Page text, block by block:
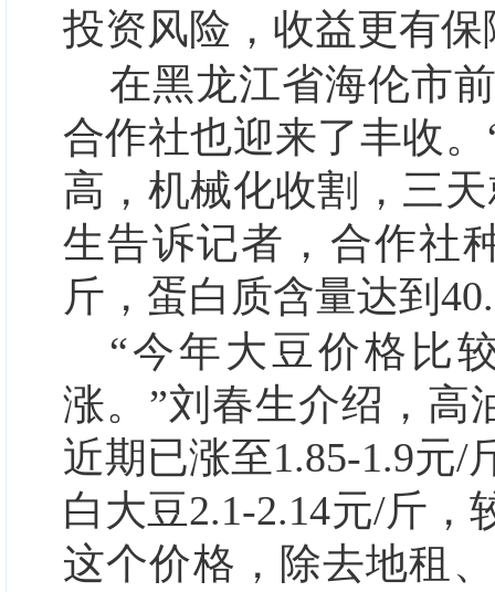
投资风险，收益更有保
在黑龙江省海伦市
合作社也迎来了丰收
高，机械化收割，三
生告诉记者，合作社
斤，蛋白质含量达到
“今年大豆价格比
涨。”刘春生介绍，高
近期已涨至1.85-1.9元/
白大豆2.1-2.14元/斤，
这个价格，除去地租